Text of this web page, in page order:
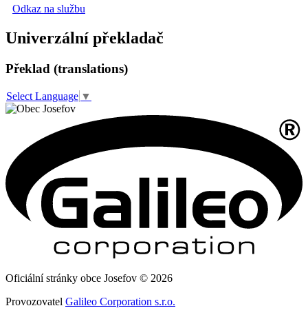
Odkaz na službu
Univerzální překladač
Překlad (translations)
Select Language ▼
Oficiální stránky obce Josefov © 2026
Provozovatel Galileo Corporation s.r.o.